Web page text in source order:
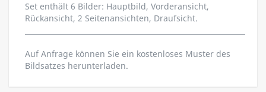
Set enthält 6 Bilder: Hauptbild, Vorderansicht,
Rückansicht, 2 Seitenansichten, Draufsicht.
Auf Anfrage können Sie ein kostenloses Muster des
Bildsatzes herunterladen.